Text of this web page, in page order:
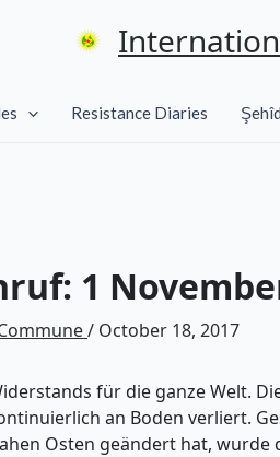
Resistance Diaries
1
/ October 18, 2017
für die ganze Welt.
an Boden verliert.
Osten geändert hat,